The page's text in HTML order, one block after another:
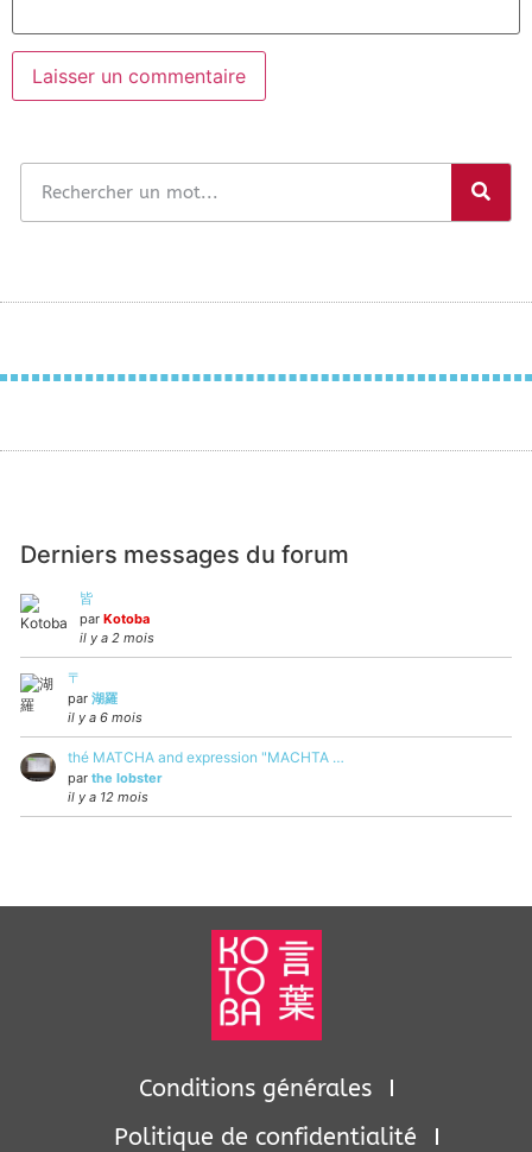
Derniers messages du forum
皆
par Kotoba
il y a 2 mois
〒
par 湖羅
il y a 6 mois
thé MATCHA and expression "MACHTA …
par the lobster
il y a 12 mois
Conditions générales
Politique de confidentialité